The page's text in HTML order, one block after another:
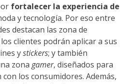
fortalecer la experiencia de
y tecnología. Por eso entre
destacan las zona de
clientes podrán aplicar a sus
ystickers; y también
zona gamer, diseñados para
los consumidores. Además,